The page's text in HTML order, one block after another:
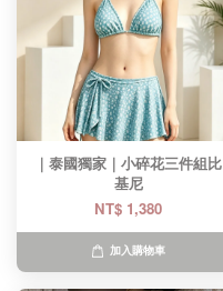
｜泰國獨家｜小碎花三件組比
基尼​
NT$ 1,380
加入購物車